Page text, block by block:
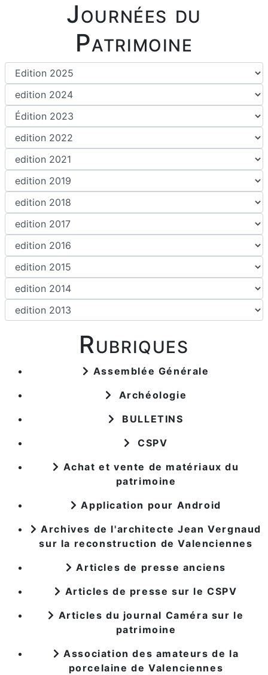
Journées du
Patrimoine
Rubriques
Assemblée Générale
Archéologie
BULLETINS
CSPV
Achat et vente de matériaux du
patrimoine
Application pour Android
Archives de l'architecte Jean Vergnaud
sur la reconstruction de Valenciennes
Articles de presse anciens
Articles de presse sur le CSPV
Articles du journal Caméra sur le
patrimoine
Association des amateurs de la
porcelaine de Valenciennes